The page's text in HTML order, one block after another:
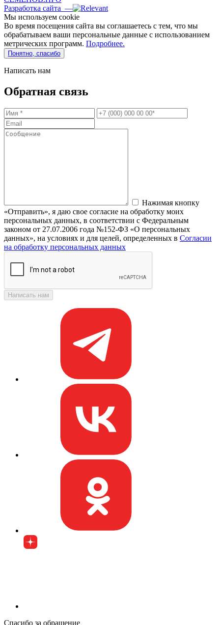
Разработка сайта —
Мы используем сookie
Во время посещения сайта вы соглашаетесь с тем, что мы
обрабатываем ваши персональные данные с использованием
метрических программ. Подробнее.
Понятно, спасибо
Написать нам
Обратная связь
Нажимая кнопку
«Отправить», я даю свое согласие на обработку моих
персональных данных, в соответствии с Федеральным
законом от 27.07.2006 года №152-ФЗ «О персональных
данных», на условиях и для целей, определенных в Согласии
на обработку персональных данных
Спасибо за обращение